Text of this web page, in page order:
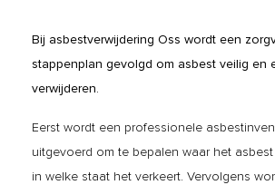
Bij asbestverwijdering Oss wordt een
stappenplan gevolgd om asbest veilig en
verwijderen.
Eerst wordt een professionele
uitgevoerd om te bepalen waar het
in welke staat het verkeert. Vervolgens